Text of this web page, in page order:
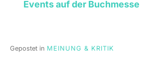
Events auf der Buchmesse
Gepostet in MEINUNG & KRITIK